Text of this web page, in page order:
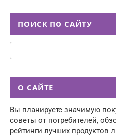
ПОИСК ПО САЙТУ
О САЙТЕ
Вы планируете значимую
советы от потребителей,
рейтинги лучших